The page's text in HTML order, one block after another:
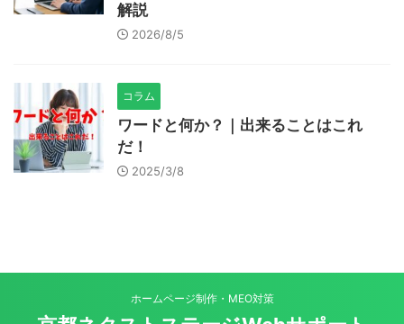
解説
2026/8/5
コラム
ワードと何か？｜出来ることはこれ
だ！
2025/3/8
ホームページ制作・MEO対策